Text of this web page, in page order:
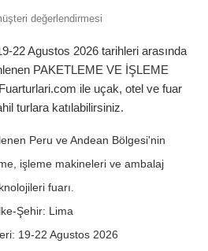
değerlendirmesi
22 Agustos 2026 tarihleri arasında
PAKETLEME VE İŞLEME
ile uçak, otel ve fuar
turlara katılabilirsiniz.
Peru ve Andean Bölgesi'nin
işleme makineleri ve ambalaj
fuarı.
Şehir: Lima
19-22 Agustos 2026